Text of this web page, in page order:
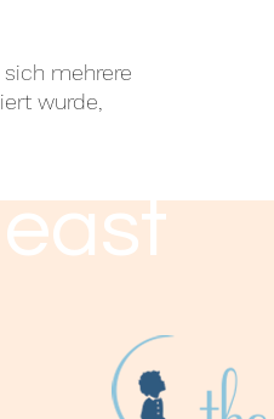
mehrere
wurde,